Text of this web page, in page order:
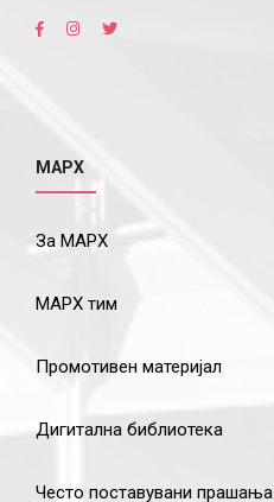
МАРХ
За МАРХ
МАРХ тим
Промотивен материјал
Дигитална библиотека
Често поставувани прашања